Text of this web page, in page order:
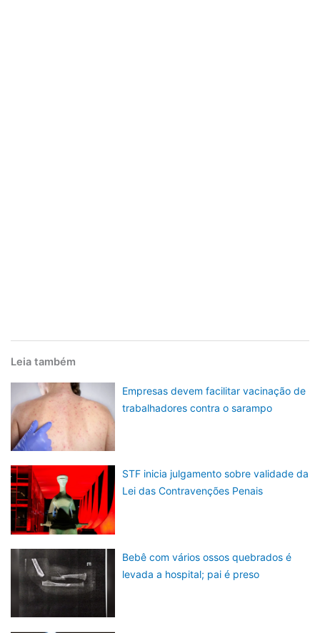
Leia também
Empresas devem facilitar vacinação de
trabalhadores contra o sarampo
STF inicia julgamento sobre validade da
Lei das Contravenções Penais
Bebê com vários ossos quebrados é
levada a hospital; pai é preso